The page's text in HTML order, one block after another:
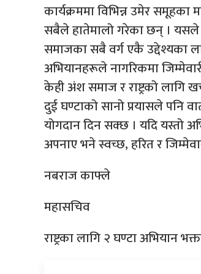
कार्यक्रममा विभिन्न उमेर
सबैले हातेमालो गरेका छन् ।
समाजका सबै वर्ग एकै उद्देश्यका
अभियानहरूले नागरिकमा
केही अंश समाज र राष्ट्रको
दुई घण्टाको सानो प्रयासले पनि
योगदान दिन सक्छ । यदि यस्तो
अपनाए भने स्वच्छ, हरित र
नबराज काफ्ले
महासचिव
राष्ट्रका लागि २ घण्टा अभियान